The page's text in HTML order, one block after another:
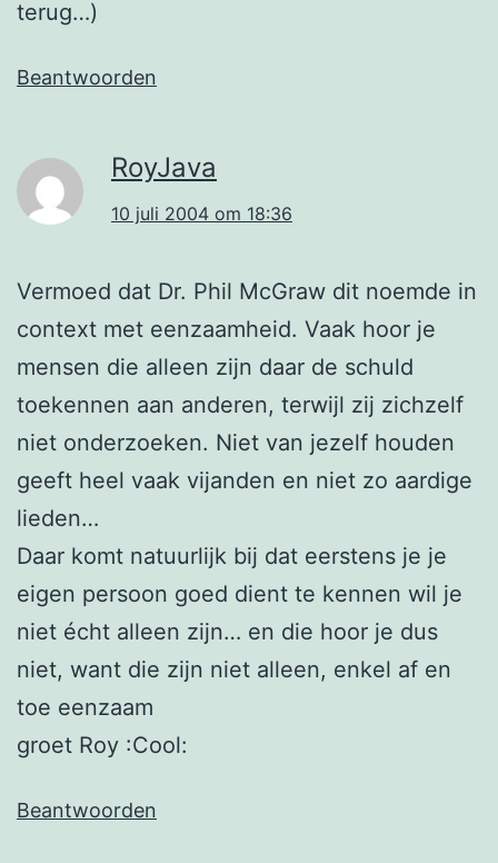
terug…)
Beantwoorden
RoyJava
10 juli 2004 om 18:36
Vermoed dat Dr. Phil McGraw dit noemde in
context met eenzaamheid. Vaak hoor je
mensen die alleen zijn daar de schuld
toekennen aan anderen, terwijl zij zichzelf
niet onderzoeken. Niet van jezelf houden
geeft heel vaak vijanden en niet zo aardige
lieden…
Daar komt natuurlijk bij dat eerstens je je
eigen persoon goed dient te kennen wil je
niet écht alleen zijn… en die hoor je dus
niet, want die zijn niet alleen, enkel af en
toe eenzaam
groet Roy :Cool:
Beantwoorden